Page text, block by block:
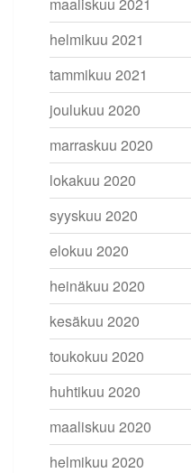
helmikuu 2021
tammikuu 2021
joulukuu 2020
marraskuu 2020
lokakuu 2020
syyskuu 2020
elokuu 2020
heinäkuu 2020
kesäkuu 2020
toukokuu 2020
huhtikuu 2020
maaliskuu 2020
helmikuu 2020